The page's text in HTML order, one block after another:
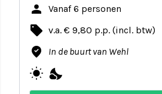
person Vanaf 6 personen
local_offer v.a. € 9,80 p.p. (incl. btw)
where_to_vote In de buurt van Wehl
wb_sunny nights_stay